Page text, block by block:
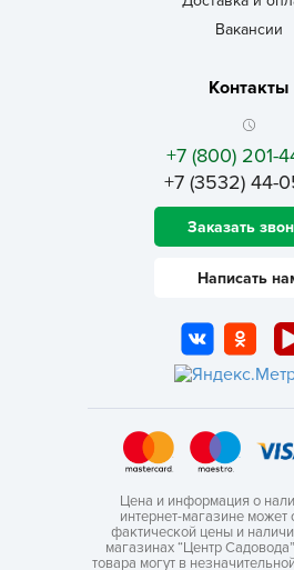
Вакансии
Контакты
+7 (800) 201-
+7 (3532) 44-
Заказать
Написать
Цена и информация о
интернет-магазине может
фактической цены и
магазинах “Центр
товара могут в